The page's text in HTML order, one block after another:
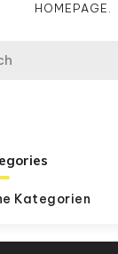
HOMEPAGE.
Kategorien